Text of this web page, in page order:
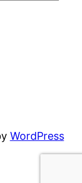
WordPress